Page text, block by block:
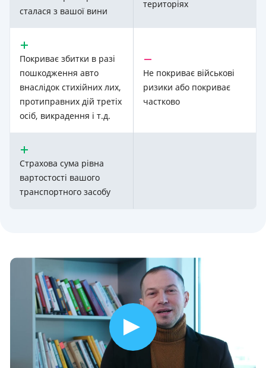
сталася з вашої вини
територіях
Покриває збитки в разі
пошкодження авто
внаслідок стихійних лих,
протиправних дій третіх
осіб, викрадення і т.д.
Не покриває військові
ризики або покриває
частково
Страхова сума рівна
вартостості вашого
транспортного засобу